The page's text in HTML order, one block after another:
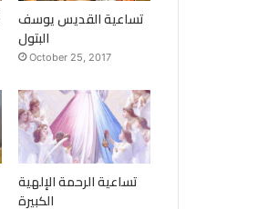
تساعية القديس يوسف
البتول
October 25, 2017
تساعية الرحمة الإلهية
الكبيرة